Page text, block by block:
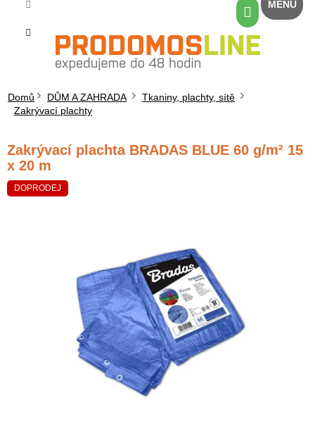
obsah
Nákupní
košík
Domů DŮM A ZAHRADA
Tkaniny, plachty, sítě
Zakrývací plachty
Zakrývací plachta BRADAS BLUE 60 g/m² 15
x 20 m
DOPRODEJ